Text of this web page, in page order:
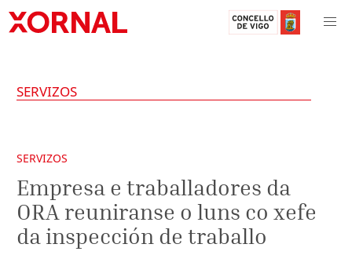
SERVIZOS
SERVIZOS
Empresa e traballadores da
ORA reuniranse o luns co xefe
da inspección de traballo